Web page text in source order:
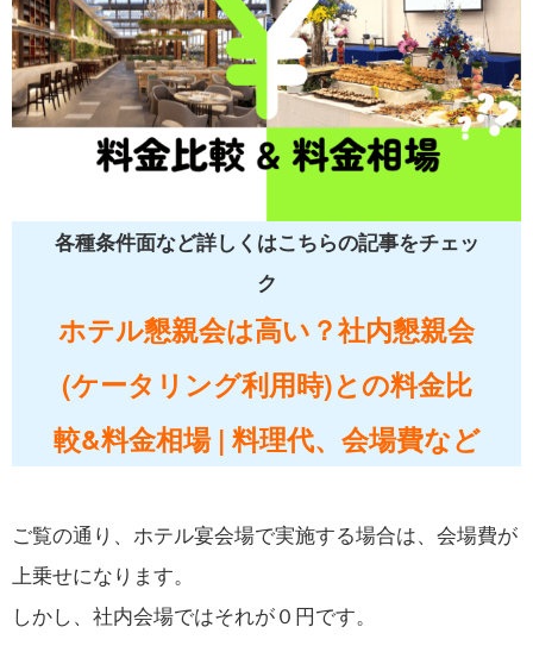
各種条件面など詳しくはこちらの記事をチェッ
ク
ホテル懇親会は高い？社内懇親会
(ケータリング利用時)との料金比
較&料金相場 | 料理代、会場費など
ご覧の通り、ホテル宴会場で実施する場合は、会場費が
上乗せになります。
しかし、社内会場ではそれが０円です。